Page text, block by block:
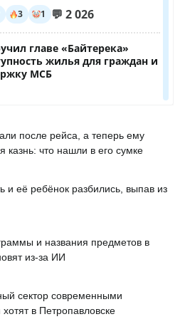
после рейса, а теперь ему
казнь: что нашли в его сумке
и её ребёнок разбились, выпав из
и названия предметов в
из-за ИИ
сектор современными
в Петропавловске